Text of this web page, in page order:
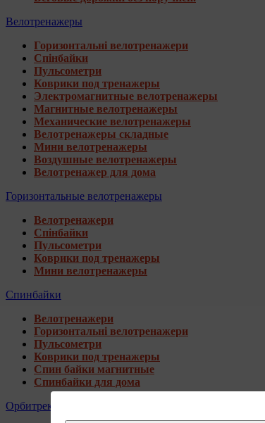
Велотренажеры
Горизонтальні велотренажери
Спінбайки
Пульсометри
Коврики под тренажеры
Электромагнитные велотренажеры
Магнитные велотренажеры
Механические велотренажеры
Велотренажеры складные
Мини велотренажеры
Воздушные велотренажеры
Велотренажер для дома
Горизонтальные велотренажеры
Велотренажери
Спінбайки
Пульсометри
Коврики под тренажеры
Мини велотренажеры
Спинбайки
Велотренажери
Горизонтальні велотренажери
Пульсометри
Коврики под тренажеры
Спин байки магнитные
Спинбайки для дома
Орбитреки